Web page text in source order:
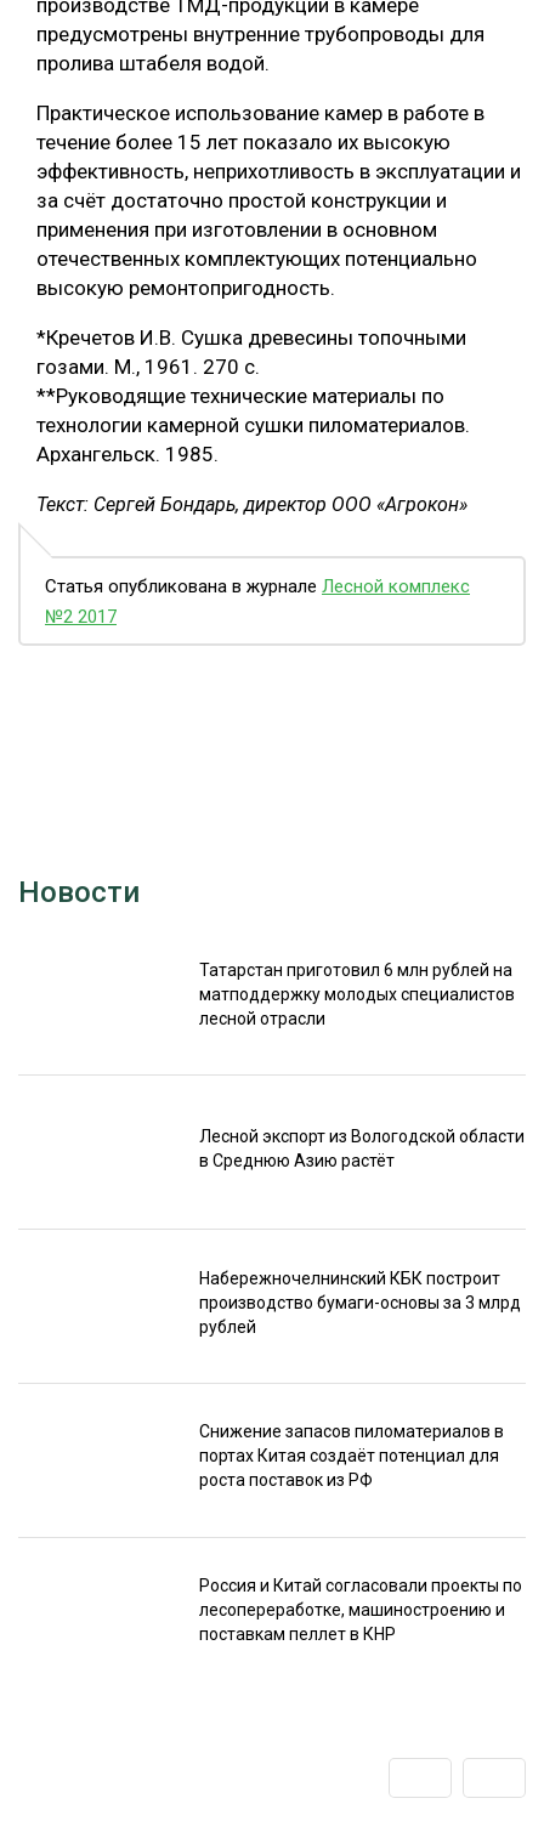
предусмотрены внутренние трубопроводы для
пролива штабеля водой.
Практическое использование камер в работе в
течение более 15 лет показало их высокую
эффективность, неприхотливость в эксплуатации и
за счёт достаточно простой конструкции и
применения при изготовлении в основном
отечественных комплектующих потенциально
высокую ремонтопригодность.
*Кречетов И.В. Сушка древесины топочными
гозами. М., 1961. 270 с.
**Руководящие технические материалы по
технологии камерной сушки пиломатериалов.
Архангельск. 1985.
Текст: Сергей Бондарь, директор ООО «Агрокон»
Статья опубликована в журнале Лесной комплекс
№2 2017
Новости
Татарстан приготовил 6 млн рублей на
матподдержку молодых специалистов
лесной отрасли
Лесной экспорт из Вологодской области
в Среднюю Азию растёт
Набережночелнинский КБК построит
производство бумаги-основы за 3 млрд
рублей
Снижение запасов пиломатериалов в
портах Китая создаёт потенциал для
роста поставок из РФ
Россия и Китай согласовали проекты по
лесопереработке, машиностроению и
поставкам пеллет в КНР